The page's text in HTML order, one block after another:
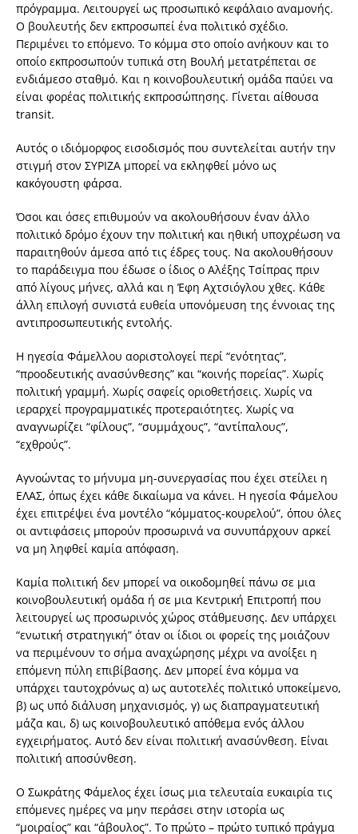
πρόγραμμα. Λειτουργεί ως προσωπικό κεφάλαιο αναμονής.
Ο βουλευτής δεν εκπροσωπεί ένα πολιτικό σχέδιο.
Περιμένει το επόμενο. Το κόμμα στο οποίο ανήκουν και το
οποίο εκπροσωπούν τυπικά στη Βουλή μετατρέπεται σε
ενδιάμεσο σταθμό. Και η κοινοβουλευτική ομάδα παύει να
είναι φορέας πολιτικής εκπροσώπησης. Γίνεται αίθουσα
transit.
Αυτός ο ιδιόμορφος εισοδισμός που συντελείται αυτήν την
στιγμή στον ΣΥΡΙΖΑ μπορεί να εκληφθεί μόνο ως
κακόγουστη φάρσα.
Όσοι και όσες επιθυμούν να ακολουθήσουν έναν άλλο
πολιτικό δρόμο έχουν την πολιτική και ηθική υποχρέωση να
παραιτηθούν άμεσα από τις έδρες τους. Να ακολουθήσουν
το παράδειγμα που έδωσε ο ίδιος ο Αλέξης Τσίπρας πριν
από λίγους μήνες, αλλά και η Έφη Αχτσιόγλου χθες. Κάθε
άλλη επιλογή συνιστά ευθεία υπονόμευση της έννοιας της
αντιπροσωπευτικής εντολής.
Η ηγεσία Φάμελλου αοριστολογεί περί “ενότητας”,
“προοδευτικής ανασύνθεσης” και “κοινής πορείας”. Χωρίς
πολιτική γραμμή. Χωρίς σαφείς οριοθετήσεις. Χωρίς να
ιεραρχεί προγραμματικές προτεραιότητες. Χωρίς να
αναγνωρίζει “φίλους”, “συμμάχους”, “αντίπαλους”,
“εχθρούς”.
Αγνοώντας το μήνυμα μη-συνεργασίας που έχει στείλει η
ΕΛΑΣ, όπως έχει κάθε δικαίωμα να κάνει. Η ηγεσία Φάμελου
έχει επιτρέψει ένα μοντέλο “κόμματος-κουρελού”, όπου όλες
οι αντιφάσεις μπορούν προσωρινά να συνυπάρχουν αρκεί
να μη ληφθεί καμία απόφαση.
Καμία πολιτική δεν μπορεί να οικοδομηθεί πάνω σε μια
κοινοβουλευτική ομάδα ή σε μια Κεντρική Επιτροπή που
λειτουργεί ως προσωρινός χώρος στάθμευσης. Δεν υπάρχει
“ενωτική στρατηγική” όταν οι ίδιοι οι φορείς της μοιάζουν
να περιμένουν το σήμα αναχώρησης μέχρι να ανοίξει η
επόμενη πύλη επιβίβασης. Δεν μπορεί ένα κόμμα να
υπάρχει ταυτοχρόνως α) ως αυτοτελές πολιτικό υποκείμενο,
β) ως υπό διάλυση μηχανισμός, γ) ως διαπραγματευτική
μάζα και, δ) ως κοινοβουλευτικό απόθεμα ενός άλλου
εγχειρήματος. Αυτό δεν είναι πολιτική ανασύνθεση. Είναι
πολιτική αποσύνθεση.
Ο Σωκράτης Φάμελος έχει ίσως μια τελευταία ευκαιρία τις
επόμενες ημέρες να μην περάσει στην ιστορία ως
“μοιραίος” και “άβουλος”. Το πρώτο – πρώτο τυπικό πράγμα